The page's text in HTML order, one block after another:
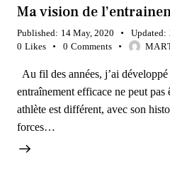
Ma vision de
Published: 14 May, 2020 Updated:
0 Likes 0 Comments
Au fil des années, j’ai
entraînement efficace ne peut pas
athlète est différent, avec son
forces…